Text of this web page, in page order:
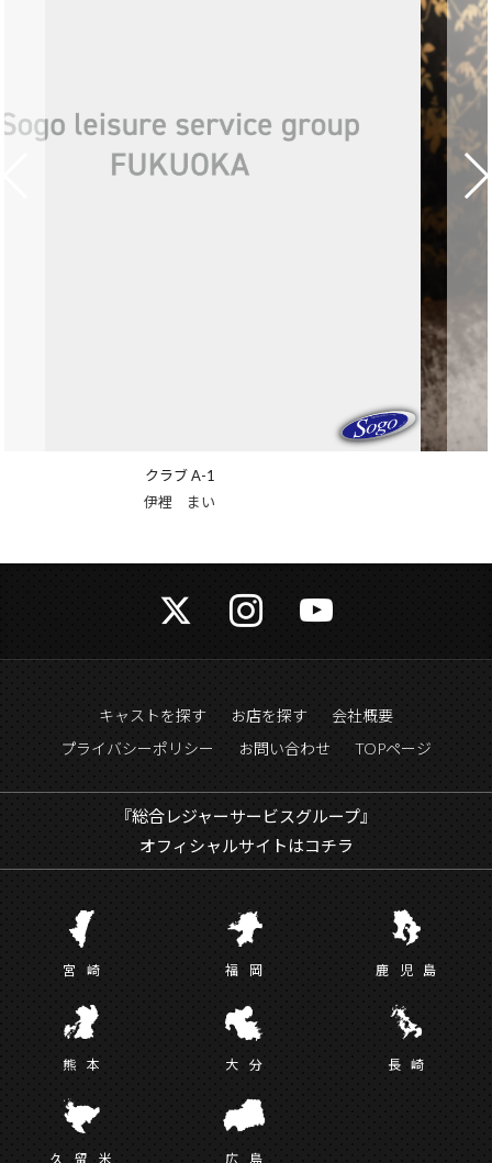
キャストを探す お店を探す
会社概要
プライバシーポリシー
お問い合わせ TOPページ
『総合レジャーサービスグループ』
オフィシャルサイトはコチラ
宮 崎 福 岡 鹿児 島
熊 本 大 分 長崎
久留 米 広 島